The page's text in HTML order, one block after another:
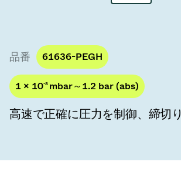
真空バルブ技術
品番 61636-PEGH
1 × 10-8 mbar～1.2 bar (abs)
高速で正確に圧力を制御、締切り